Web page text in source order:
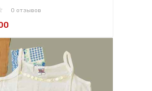
0 отзывов